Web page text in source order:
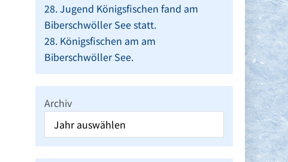
28. Jugend Königsfischen fand am
Biberschwöller See statt.
28. Königsfischen am am
Biberschwöller See.
Archiv